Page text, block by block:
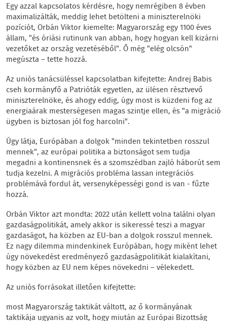
Egy azzal kapcsolatos kérdésre, hogy nemrégiben 8 évben
maximalizálták, meddig lehet betölteni a miniszterelnöki
pozíciót, Orbán Viktor kiemelte: Magyarország egy 1100 éves
állam, "és óriási rutinunk van abban, hogy hogyan kell kizárni
vezetőket az ország vezetéséből". Ő még "elég olcsón"
megúszta – tette hozzá.
Az uniós tanácsüléssel kapcsolatban kifejtette: Andrej Babis
cseh kormányfő a Patrióták egyetlen, az ülésen résztvevő
miniszterelnöke, és ahogy eddig, úgy most is küzdeni fog az
energiaárak mesterségesen magas szintje ellen, és "a migráció
ügyben is biztosan jól fog harcolni".
Úgy látja, Európában a dolgok "minden tekintetben rosszul
mennek", az európai politika a biztonságot sem tudja
megadni a kontinensnek és a szomszédban zajló háborút sem
tudja kezelni. A migrációs probléma lassan integrációs
problémává fordul át, versenyképességi gond is van - fűzte
hozzá.
Orbán Viktor azt mondta: 2022 után kellett volna találni olyan
gazdaságpolitikát, amely akkor is sikeressé teszi a magyar
gazdaságot, ha közben az EU-ban a dolgok rosszul mennek.
Ez nagy dilemma mindenkinek Európában, hogy miként lehet
úgy növekedést eredményező gazdaságpolitikát kialakítani,
hogy közben az EU nem képes növekedni – vélekedett.
Az uniós forrásokat illetően kifejtette:
most Magyarország taktikát váltott, az ő kormányának
taktikája ugyanis az volt, hogy miután az Európai Bizottság